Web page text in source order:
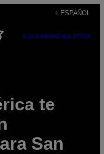
+ ESPAÑOL
SUBSCRIBENEWSLETTER
te
San